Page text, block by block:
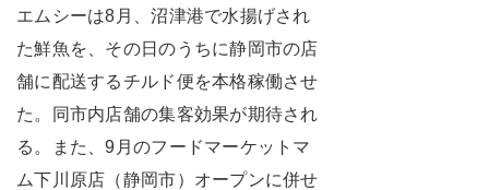
エムシーは8月、沼津港で水揚げされ
た鮮魚を、その日のうちに静岡市の店
舗に配送するチルド便を本格稼働させ
た。同市内店舗の集客効果が期待され
る。また、9月のフードマーケットマ
ム下川原店（静岡市）オープンに併せ